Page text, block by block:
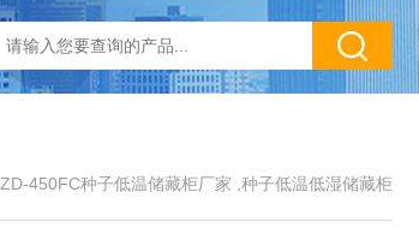
ZD-450FC种子低温储藏柜厂家 ,种子低温低湿储藏柜